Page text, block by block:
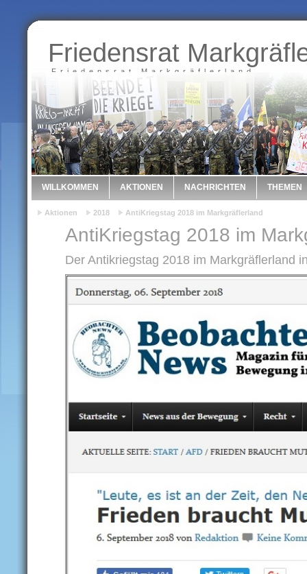
Friedensrat
Friedensrat Markgräflerland
WILLKOMMEN AKTIONEN NACHRICHTEN THEMEN
Aktionen 2018 AntiKriegstag 2018 im Markgräflerland
AntiKriegstag 2018 im
Der Antikriegstag 2018 im Markgräflerland